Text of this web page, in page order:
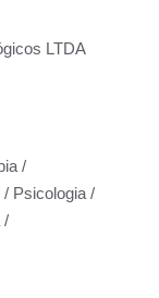
LTDA
/
/ Psicologia /
/